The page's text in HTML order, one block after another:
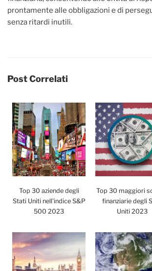
prontamente alle obbligazioni e di
senza ritardi inutili.
Post Correlati
Top 30 aziende degli
Stati Uniti nell'indice S&P
500 2023
Top 30 maggiori
finanziarie degli
Uniti 2023